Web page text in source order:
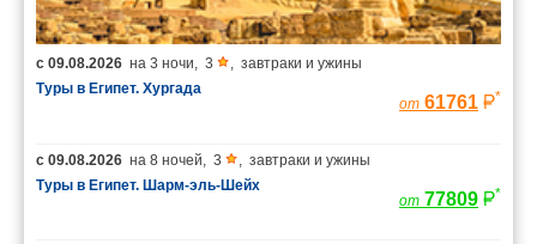
с 09.08.2026 на 3 ночи, 3 , завтраки и ужины
Туры в Египет. Хургада
от 61761 *
с 09.08.2026 на 8 ночей, 3 , завтраки и ужины
Туры в Египет. Шарм-эль-Шейх
от 77809 *